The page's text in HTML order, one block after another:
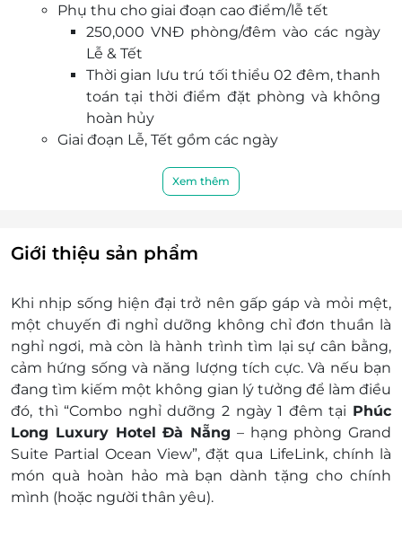
Phụ thu cho giai đoạn cao điểm/lễ tết
250,000 VNĐ phòng/đêm vào các ngày
Lễ & Tết
Thời gian lưu trú tối thiểu 02 đêm, thanh
toán tại thời điểm đặt phòng và không
hoàn hủy
Giai đoạn Lễ, Tết gồm các ngày
New Year’s Eve: 24, 25, 31/12/2025
liên hệ với chúng tôi để kiểm tra về tình
trạng phòng, nâng cấp hạng phòng, các
và thanh toán
Mọi trường hợp khách hàng đã thanh toán
nhưng chưa liên hệ với LifeLink, chúng tôi
hoàn toàn không chịu trách nhiệm
Dịch vụ bao gồm:
Lưu trú (hạng phòng):
Hạng phòng: Grand Suite Partial Ocean
Bao gồm: Double Bed
Hướng nhìn: Hướng biển
Diện tích phòng: 47m2
Xem thêm
Giới thiệu sản phẩm
Khi nhịp sống hiện đại trở nên gấp gáp và mỏi mệt,
một chuyến đi nghỉ dưỡng không chỉ đơn thuần là
nghỉ ngơi, mà còn là hành trình tìm lại sự cân bằng,
cảm hứng sống và năng lượng tích cực. Và nếu bạn
đang tìm kiếm một không gian lý tưởng để làm điều
đó, thì “Combo nghỉ dưỡng 2 ngày 1 đêm tại Phúc
Long Luxury Hotel Đà Nẵng – hạng phòng Grand
Suite Partial Ocean View”, đặt qua LifeLink, chính là
món quà hoàn hảo mà bạn dành tặng cho chính
mình (hoặc người thân yêu).